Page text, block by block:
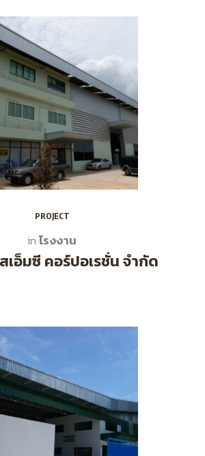
PROJECT
in โรงงาน
เอ็มซี คอร์ปอเรชั่น จำกัด